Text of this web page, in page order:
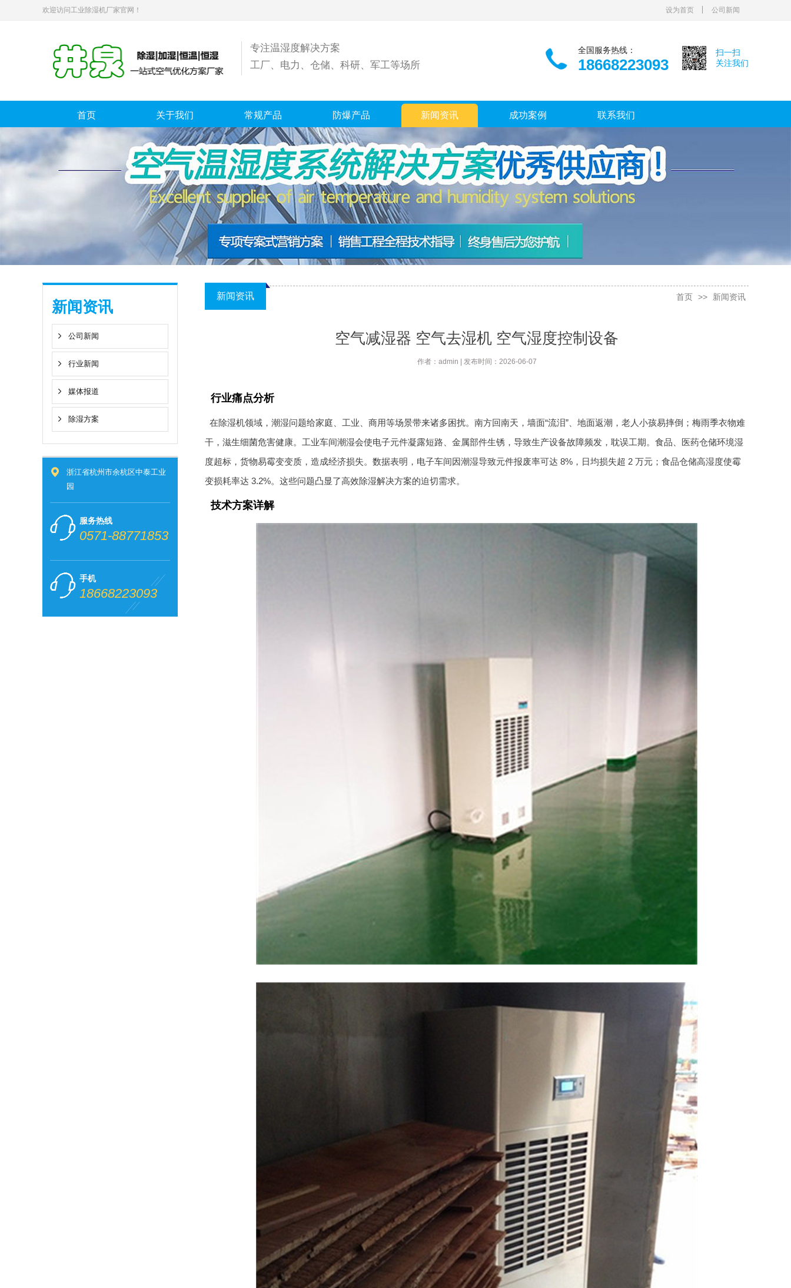
欢迎访问工业除湿机厂家官网！ 设为首页 公司新闻
专注温湿度解决方案
工厂、电力、仓储、科研、军工等场所
扫一扫
关注我们
全国服务热线：
18668223093
首页 关于我们 常规产品 防爆产品 新闻资讯 成功案例 联系我们
新闻资讯
公司新闻
行业新闻
媒体报道
除湿方案
浙江省杭州市余杭区中泰工业
园
服务热线
0571-88771853
手机
18668223093
新闻资讯 首页 >> 新闻资讯
空气减湿器 空气去湿机 空气湿度控制设备
作者：admin | 发布时间：2026-06-07
行业痛点分析
在除湿机领域，潮湿问题给家庭、工业、商用等场景带来诸多困扰。南方回南天，墙面“流泪”、地面返潮，老人小孩易摔倒；梅雨季衣物难
干，滋生细菌危害健康。工业车间潮湿会使电子元件凝露短路、金属部件生锈，导致生产设备故障频发，耽误工期。食品、医药仓储环境湿
度超标，货物易霉变变质，造成经济损失。数据表明，电子车间因潮湿导致元件报废率可达 8%，日均损失超 2 万元；食品仓储高湿度使霉
变损耗率达 3.2%。这些问题凸显了高效除湿解决方案的迫切需求。
技术方案详解